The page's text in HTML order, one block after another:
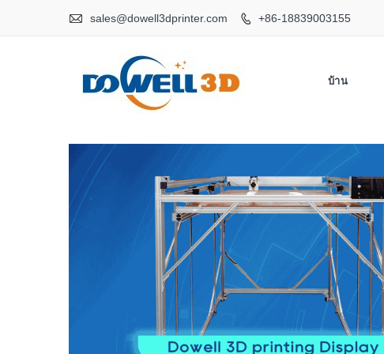
 sales@dowell3dprinter.com  +86-18839003155
บ้าน